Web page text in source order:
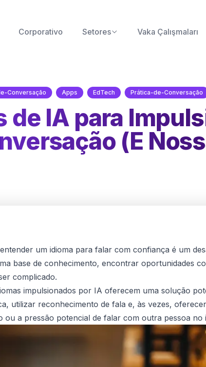
Corporativo Setores Vaka Çalışmaları
Conversação Apps EdTech Prática-de-Conversação
de IA para
(E
um idioma para falar com confiança é um
base de conhecimento, encontrar oportunidades
complicado.
impulsionados por IA oferecem uma solução
utilizar reconhecimento de fala e, às vezes,
ou a pressão potencial de falar com outra pessoa no